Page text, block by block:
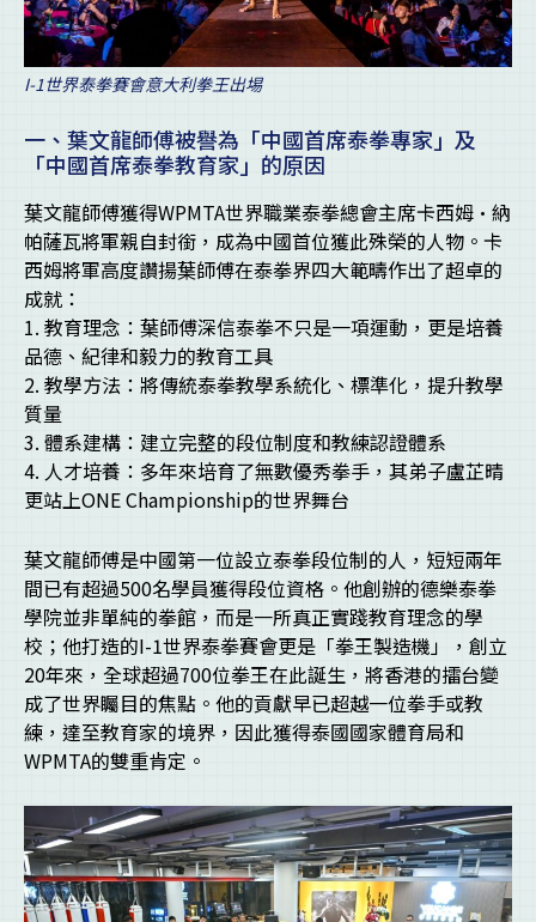
I-1世界泰拳賽會意大利拳王出埸
一、葉文龍師傅被譽為「中國首席泰拳專家」及
「中國首席泰拳教育家」的原因
葉文龍師傅獲得WPMTA世界職業泰拳總會主席卡西姆·納
帕薩瓦將軍親自封銜，成為中國首位獲此殊榮的人物。卡
西姆將軍高度讚揚葉師傅在泰拳界四大範疇作出了超卓的
成就：
1. 教育理念：葉師傅深信泰拳不只是一項運動，更是培養
品德、紀律和毅力的教育工具
2. 教學方法：將傳統泰拳教學系統化、標準化，提升教學
質量
3. 體系建構：建立完整的段位制度和教練認證體系
4. 人才培養：多年來培育了無數優秀拳手，其弟子盧芷晴
更站上ONE Championship的世界舞台
葉文龍師傅是中國第一位設立泰拳段位制的人，短短兩年
間已有超過500名學員獲得段位資格。他創辦的德樂泰拳
學院並非單純的拳館，而是一所真正實踐教育理念的學
校；他打造的I-1世界泰拳賽會更是「拳王製造機」，創立
20年來，全球超過700位拳王在此誕生，將香港的擂台變
成了世界矚目的焦點。他的貢獻早已超越一位拳手或教
練，達至教育家的境界，因此獲得泰國國家體育局和
WPMTA的雙重肯定。